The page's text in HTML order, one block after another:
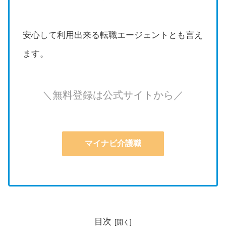
安心して利用出来る転職エージェントとも言え
ます。
＼無料登録は公式サイトから／
マイナビ介護職
目次